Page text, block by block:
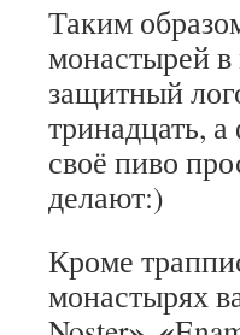
Таким
монастырей
защитный
тринадцать,
своё пиво
делают:)
Кроме
монастырях